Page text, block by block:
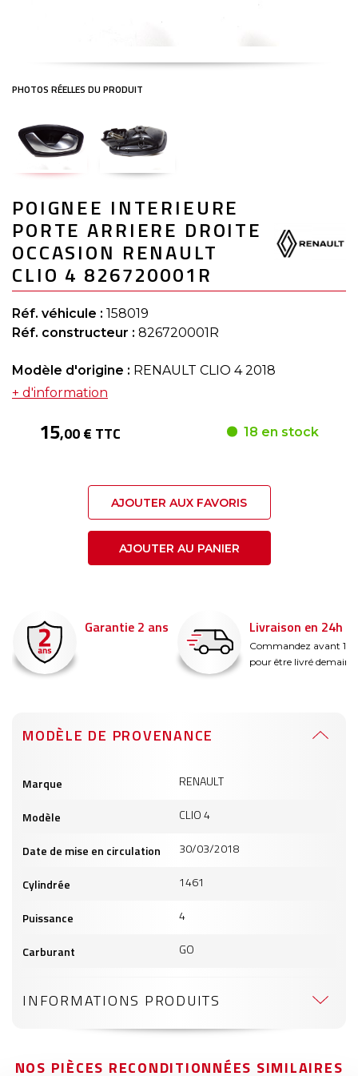
to
the
beginning
of
the
images
gallery
POIGNEE INTERIEURE
PORTE ARRIERE DROITE
OCCASION RENAULT
CLIO 4 826720001R
Réf. véhicule : 158019
Réf. constructeur : 826720001R
Modèle d'origine : RENAULT CLIO 4 2018
+ d'information
15,00 € TTC 18 en stock
AJOUTER AUX FAVORIS
AJOUTER AU PANIER
Garantie 2 ans Livraison en 24h
Commandez avant 14h
pour être livré demain !
MODÈLE DE PROVENANCE
produits
Marque RENAULT
Modèle CLIO 4
Date de mise en circulation 30/03/2018
Cylindrée 1461
Puissance 4
Carburant GO
INFORMATIONS PRODUITS
NOS PIÈCES RECONDITIONNÉES SIMILAIRES